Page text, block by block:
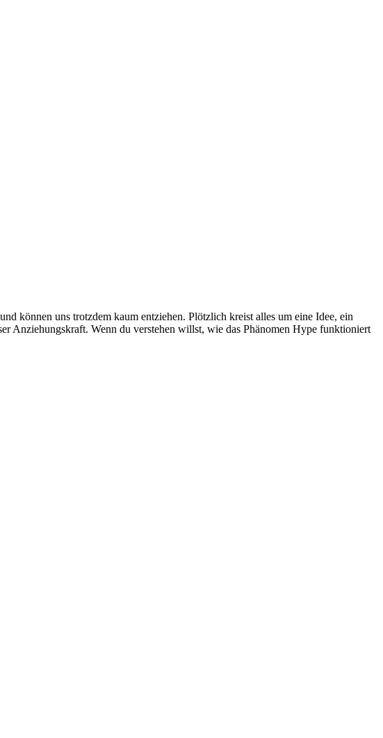
können uns trotzdem kaum entziehen. Plötzlich kreist alles um eine Idee, ein
Anziehungskraft. Wenn du verstehen willst, wie das Phänomen Hype funktioniert